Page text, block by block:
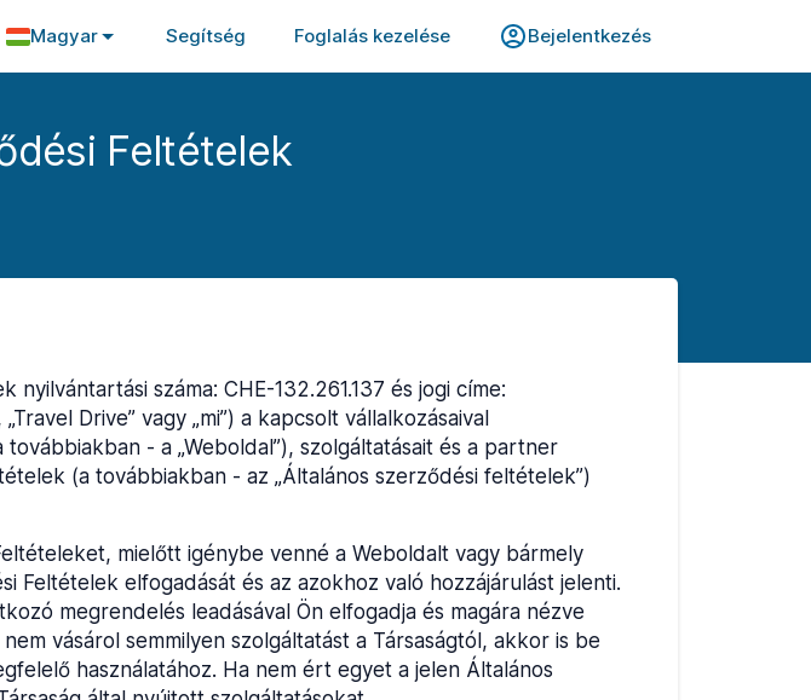
Magyar Segítség Foglalás kezelése Bejelentkezés
Feltételek
száma: CHE-132.261.137 és jogi címe:
Drive” vagy „mi”) a kapcsolt vállalkozásaival
- a „Weboldal”), szolgáltatásait és a partner
(a továbbiakban - az „Általános szerződési feltételek”)
mielőtt igénybe venné a Weboldalt vagy bármely
Feltételek elfogadását és az azokhoz való hozzájárulást jelenti.
megrendelés leadásával Ön elfogadja és magára nézve
vásárol semmilyen szolgáltatást a Társaságtól, akkor is be
használatához. Ha nem ért egyet a jelen Általános